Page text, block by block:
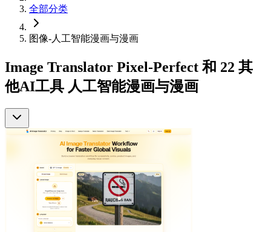
全部分类
图像-人工智能漫画与漫画
Image Translator Pixel-Perfect 和 22 其
他AI工具 人工智能漫画与漫画